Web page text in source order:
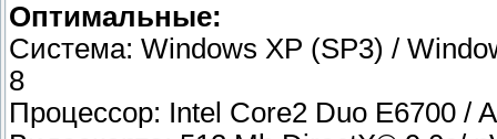
Оптимальные:
Система: Windows XP (SP3) /
8
Процессор: Intel Core2 Duo E6700 /